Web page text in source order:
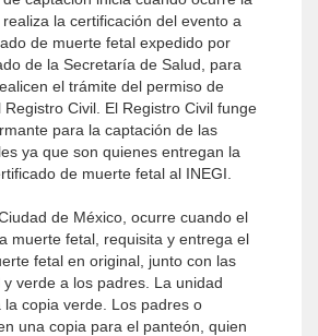
la certificación del evento a
de muerte fetal expedido por
de la Secretaría de Salud, para
el trámite del permiso de
Civil. El Registro Civil funge
para la captación de las
ya que son quienes entregan la
de muerte fetal al INEGI.
de México, ocurre cuando el
muerte fetal, requisita y entrega el
fetal en original, junto con las
verde a los padres. La unidad
la copia verde. Los padres o
una copia para el panteón, quien